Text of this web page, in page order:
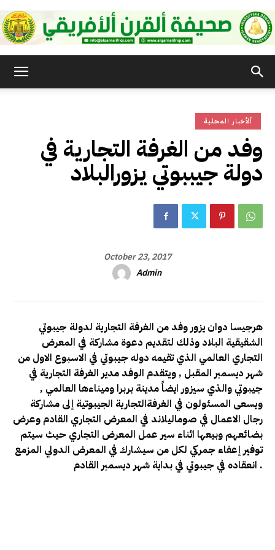
الأفريقي
ألأخبار المحلية
وفد من الغرفة التجارية في
دولة جيببوتي يزورالبلاد
October 23, 2017
Admin
هرجيسا دوان يزور وفد من الغرفة التجارية لدولة جيبوتي
الشقيقية البلاد وذلك لتقديم دعوة مشاركة في المعرض
التجاري العالمي الذي تقيمه دوله جيبوتي في الاسبوع الاول من
شهر ديسمبر المقبل , ويتقدم الوفد مدير الغرفة التجارية في
جيبوتي والذي سيزور ايضاً مدينة بربرا وميناءها العالمي ,
ويسعى المسئولون في الغرفةالتجارية الجيبوتية إلى مشاركة
رجال الاعمال في صوماليلاند في المعرض التجاري القادم وعرض
بضائعهم وبيعها اثناء سير عمل المعرض التجاري حيث سيتم
توفير إعفاء جمركي لكل من سيشارك في المعرض الدولي المزمع
انعقاده في جيبوتي في بداية شهر ديسمبر القادم .